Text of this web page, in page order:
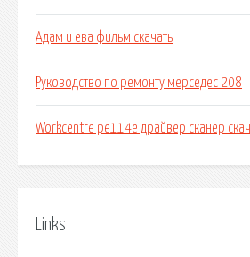
Адам и ева фильм скачать
Руководство по ремонту мерседес 208
Workcentre pe114e драйвер сканер
Links